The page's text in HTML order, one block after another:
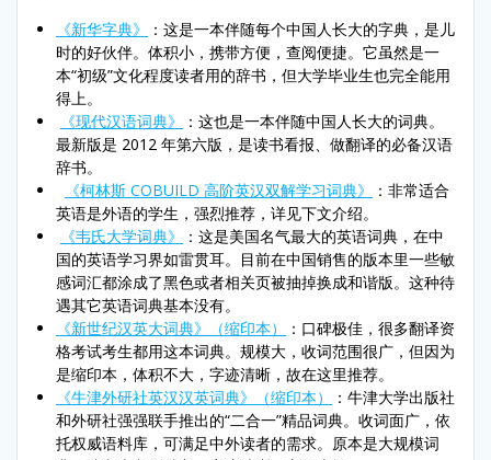
《新华字典》
：这是一本伴随每个中国人长大的字典，是儿
时的好伙伴。体积小，携带方便，查阅便捷。它虽然是一
本“初级”文化程度读者用的辞书，但大学毕业生也完全能用
得上。
《现代汉语词典》
：这也是一本伴随中国人长大的词典。
最新版是 2012 年第六版，是读书看报、做翻译的必备汉语
辞书。
《柯林斯 COBUILD 高阶英汉双解学习词典》
：非常适合
英语是外语的学生，强烈推荐，详见下文介绍。
《韦氏大学词典》
：这是美国名气最大的英语词典，在中
国的英语学习界如雷贯耳。目前在中国销售的版本里一些敏
感词汇都涂成了黑色或者相关页被抽掉换成和谐版。这种待
遇其它英语词典基本没有。
《新世纪汉英大词典》（缩印本）
：口碑极佳，很多翻译资
格考试考生都用这本词典。规模大，收词范围很广，但因为
是缩印本，体积不大，字迹清晰，故在这里推荐。
《牛津外研社英汉汉英词典》（缩印本）
：牛津大学出版社
和外研社强强联手推出的“二合一”精品词典。收词面广，依
托权威语料库，可满足中外读者的需求。原本是大规模词